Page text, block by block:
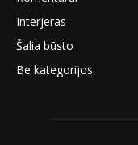
Interjeras
Šalia būsto
Be kategorijos